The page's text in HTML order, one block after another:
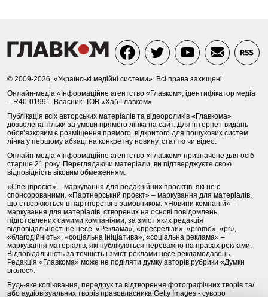
© 2009-2026, «Українські медійні системи». Всі права захищені
Онлайн-медіа «Інформаційне агентство «Главком», ідентифікатор медіа
– R40-01991. Власник: ТОВ «Хаб Главком»
Публікація всіх авторських матеріалів та відеороликів «Главкома»
дозволена тільки за умови прямого лінка на сайт. Для інтернет-видань
обов’язковим є розміщення прямого, відкритого для пошукових систем
лінка у першому абзаці на конкретну новину, статтю чи відео.
Онлайн-медіа «Інформаційне агентство «Главком» призначене для осіб
старше 21 року. Переглядаючи матеріали, ви підтверджуєте свою
відповідність віковим обмеженням.
«Спецпроєкт» – маркування для редакційних проєктів, які не є
спонсорованими. «Партнерський проєкт» – маркування для матеріалів,
що створюються в партнерстві з замовником. «Новини компаній» –
маркування для матеріалів, створених на основі повідомлень,
підготовлених самими компаніями, за зміст яких редакція
відповідальності не несе. «Реклама», «пресрелізи», «promo», «pr»,
«благодійність», «соціальна ініціатива», «соціальна реклама» –
маркування матеріалів, які публікуються переважно на правах реклами.
Відповідальність за точність і зміст реклами несе рекламодавець.
Редакція «Главкома» може не поділяти думку авторів рубрики «Думки
вголос».
Будь-яке копіювання, передрук та відтворення фотографічних творів та/
або аудіовізуальних творів правовласника Getty Images - суворо